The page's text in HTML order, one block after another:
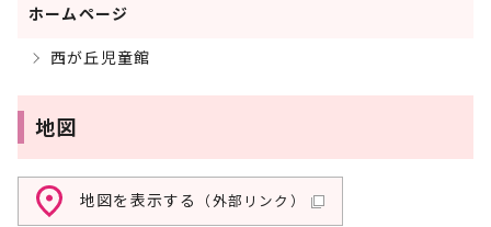
ホームページ
西が丘児童館
地図
地図を表示する （外部リンク）